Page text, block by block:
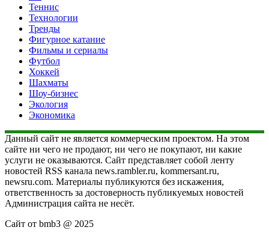
Теннис
Технологии
Тренды
Фигурное катание
Фильмы и сериалы
Футбол
Хоккей
Шахматы
Шоу-бизнес
Экология
Экономика
Данный сайт не является коммерческим проектом. На этом
сайте ни чего не продают, ни чего не покупают, ни какие
услуги не оказываются. Сайт представляет собой ленту
новостей RSS канала news.rambler.ru, kommersant.ru,
newsru.com. Материалы публикуются без искажения,
ответственность за достоверность публикуемых новостей
Администрация сайта не несёт.
Сайт от bmb3 @ 2025